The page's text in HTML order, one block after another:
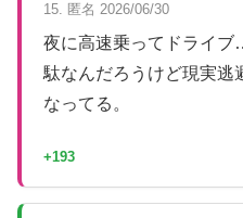
15. 匿名 2026/06/30
夜に高速乗ってドライ
駄なんだろうけど現実逃
なってる。
+193